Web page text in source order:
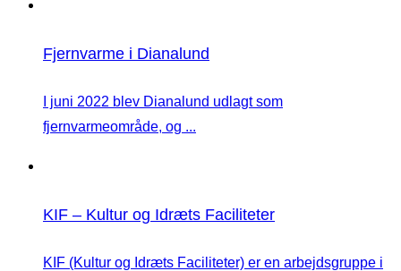
Fjernvarme i Dianalund
I juni 2022 blev Dianalund udlagt som
fjernvarmeområde, og ...
KIF – Kultur og Idræts Faciliteter
KIF (Kultur og Idræts Faciliteter) er en arbejdsgruppe i